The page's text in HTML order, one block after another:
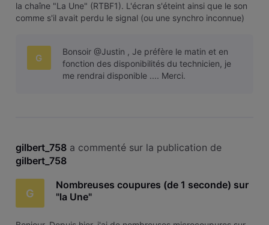
la chaîne "La Une" (RTBF1). L'écran s'éteint ainsi que le son
comme s'il avait perdu le signal (ou une synchro inconnue)
G
Bonsoir @Justin , Je préfère le matin et en
fonction des disponibilités du technicien, je
me rendrai disponible .... Merci.
gilbert_758 a commenté sur la publication de
gilbert_758
G
Nombreuses coupures (de 1 seconde) sur
"la Une"